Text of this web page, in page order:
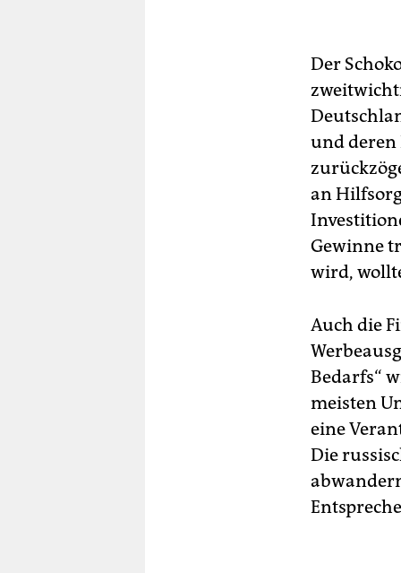
Der
und deren
an
Gewinne
wird,
Auch die
Bedarfs“
meisten
eine
Die